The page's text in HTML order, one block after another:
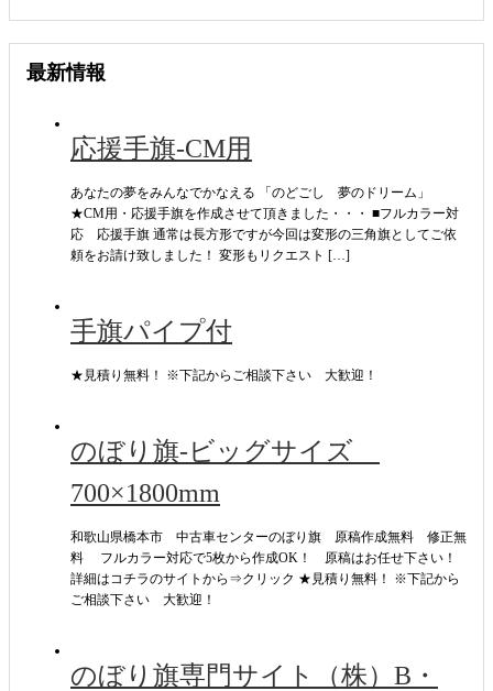
最新情報
応援手旗-CM用
あなたの夢をみんなでかなえる 「のどごし 夢のドリーム」
★CM用・応援手旗を作成させて頂きました・・・ ■フルカラー対
応 応援手旗 通常は長方形ですが今回は変形の三角旗としてご依
頼をお請け致しました！ 変形もリクエスト […]
手旗パイプ付
★見積り無料！ ※下記からご相談下さい 大歓迎！
のぼり旗-ビッグサイズ
700×1800mm
和歌山県橋本市 中古車センターのぼり旗 原稿作成無料 修正無
料 フルカラー対応で5枚から作成OK！ 原稿はお任せ下さい！
詳細はコチラのサイトから⇒クリック ★見積り無料！ ※下記から
ご相談下さい 大歓迎！
のぼり旗専門サイト（株）B・